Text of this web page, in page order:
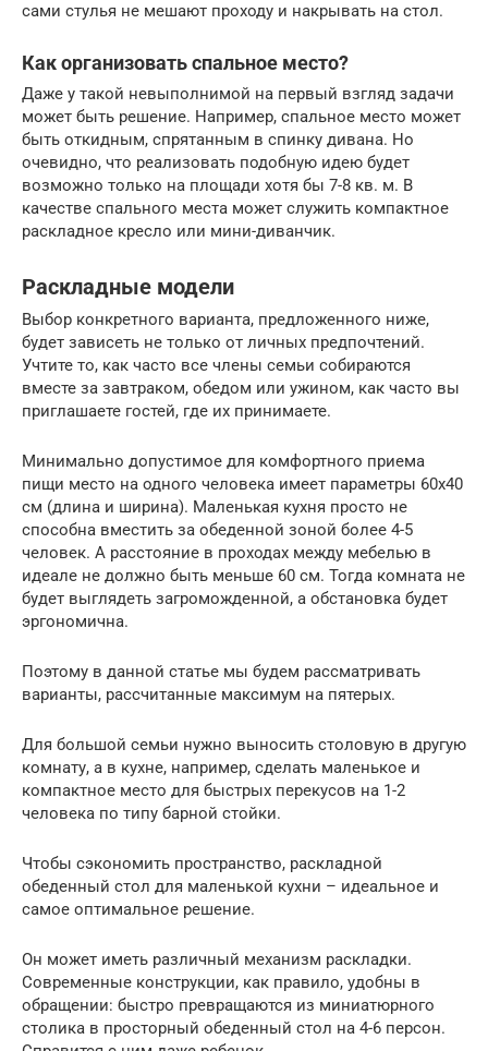
сами стулья не мешают проходу и накрывать на стол.
Как организовать спальное место?
Даже у такой невыполнимой на первый взгляд задачи
может быть решение. Например, спальное место может
быть откидным, спрятанным в спинку дивана. Но
очевидно, что реализовать подобную идею будет
возможно только на площади хотя бы 7-8 кв. м. В
качестве спального места может служить компактное
раскладное кресло или мини-диванчик.
Раскладные модели
Выбор конкретного варианта, предложенного ниже,
будет зависеть не только от личных предпочтений.
Учтите то, как часто все члены семьи собираются
вместе за завтраком, обедом или ужином, как часто вы
приглашаете гостей, где их принимаете.
Минимально допустимое для комфортного приема
пищи место на одного человека имеет параметры 60х40
см (длина и ширина). Маленькая кухня просто не
способна вместить за обеденной зоной более 4-5
человек. А расстояние в проходах между мебелью в
идеале не должно быть меньше 60 см. Тогда комната не
будет выглядеть загроможденной, а обстановка будет
эргономична.
Поэтому в данной статье мы будем рассматривать
варианты, рассчитанные максимум на пятерых.
Для большой семьи нужно выносить столовую в другую
комнату, а в кухне, например, сделать маленькое и
компактное место для быстрых перекусов на 1-2
человека по типу барной стойки.
Чтобы сэкономить пространство, раскладной
обеденный стол для маленькой кухни – идеальное и
самое оптимальное решение.
Он может иметь различный механизм раскладки.
Современные конструкции, как правило, удобны в
обращении: быстро превращаются из миниатюрного
столика в просторный обеденный стол на 4-6 персон.